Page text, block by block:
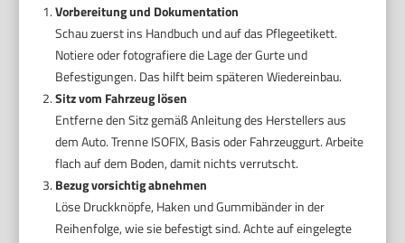
Vorbereitung und Dokumentation
Schau zuerst ins Handbuch und auf das Pflegeetikett.
Notiere oder fotografiere die Lage der Gurte und
Befestigungen. Das hilft beim späteren Wiedereinbau.
Sitz vom Fahrzeug lösen
Entferne den Sitz gemäß Anleitung des Herstellers aus
dem Auto. Trenne ISOFIX, Basis oder Fahrzeuggurt. Arbeite
flach auf dem Boden, damit nichts verrutscht.
Bezug vorsichtig abnehmen
Löse Druckknöpfe, Haken und Gummibänder in der
Reihenfolge, wie sie befestigt sind. Achte auf eingelegte